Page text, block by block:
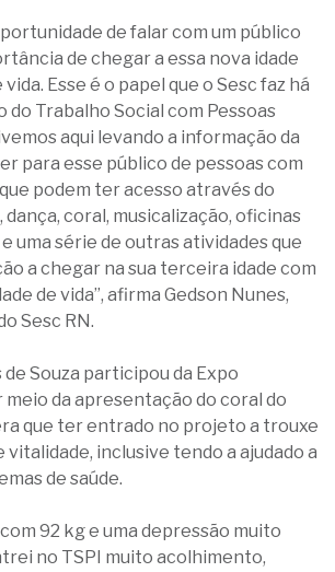
de falar com um público
de chegar a essa nova idade
Esse é o papel que o Sesc faz há
do Trabalho Social com Pessoas
aqui levando a informação da
para esse público de pessoas com
podem ter acesso através do
coral, musicalização, oficinas
uma série de outras atividades que
a chegar na sua terceira idade com
de vida”, afirma Gedson Nunes,
Sesc RN.
de Souza participou da Expo
da apresentação do coral do
que ter entrado no projeto a trouxe
vitalidade, inclusive tendo a ajudado a
de saúde.
92 kg e uma depressão muito
no TSPI muito acolhimento,